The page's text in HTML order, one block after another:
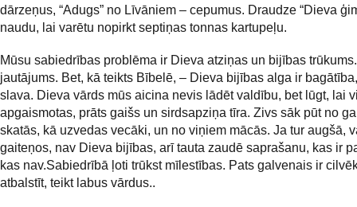
dārzeņus, “Adugs” no Līvāniem – cepumus. Draudze “Dieva
naudu, lai varētu nopirkt septiņas tonnas kartupeļu.
Mūsu sabiedrības problēma ir Dieva atziņas un bijības
jautājums. Bet, kā teikts Bībelē, – Dieva bijības alga ir
slava. Dieva vārds mūs aicina nevis lādēt valdību, bet lūgt, lai
apgaismotas, prāts gaišs un sirdsapziņa tīra. Zivs sāk pūt no
skatās, kā uzvedas vecāki, un no viņiem mācās. Ja tur augšā,
gaiteņos, nav Dieva bijības, arī tauta zaudē saprašanu, kas ir
kas nav.Sabiedrībā ļoti trūkst mīlestības. Pats galvenais ir
atbalstīt, teikt labus vārdus..